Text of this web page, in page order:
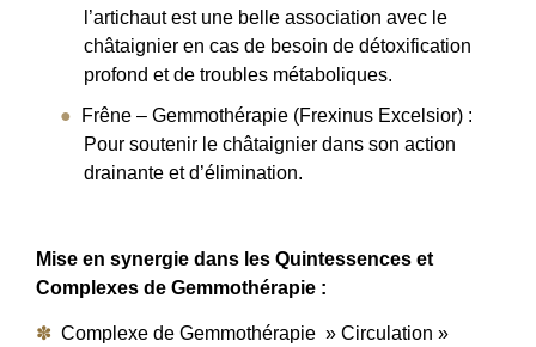
l’artichaut est une belle association avec le
châtaignier en cas de besoin de détoxification
profond et de troubles métaboliques.
Frêne – Gemmothérapie (Frexinus Excelsior) :
Pour soutenir le châtaignier dans son action
drainante et d’élimination.
Mise en synergie dans les Quintessences et
Complexes de Gemmothérapie :
Complexe de Gemmothérapie » Circulation »